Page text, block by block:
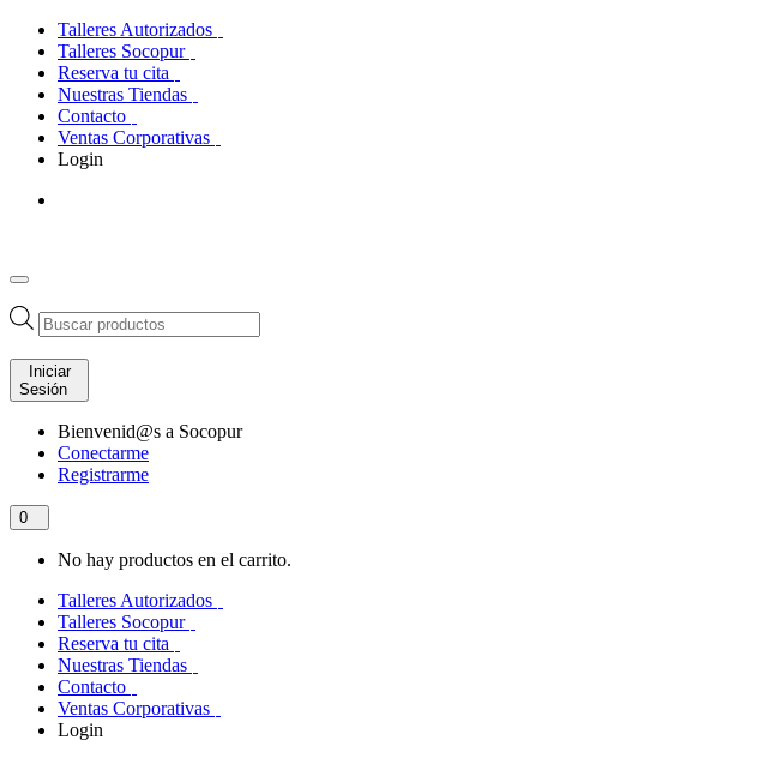
Talleres Autorizados
Talleres Socopur
Reserva tu cita
Nuestras Tiendas
Contacto
Ventas Corporativas
Login
Búsqueda
de
productos
Iniciar
Sesión
Bienvenid@s a Socopur
Conectarme
Registrarme
0
No hay productos en el carrito.
Talleres Autorizados
Talleres Socopur
Reserva tu cita
Nuestras Tiendas
Contacto
Ventas Corporativas
Login